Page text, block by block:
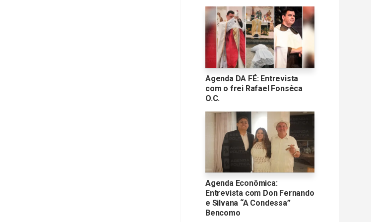
Agenda DA FÉ: Entrevista
com o frei Rafael Fonsêca
O.C.
Agenda Econômica:
Entrevista com Don Fernando
e Silvana “A Condessa”
Bencomo